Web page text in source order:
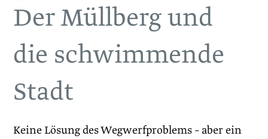
Der Müllberg und
die schwimmende
Stadt
Keine Lösung des Wegwerfproblems – aber ein